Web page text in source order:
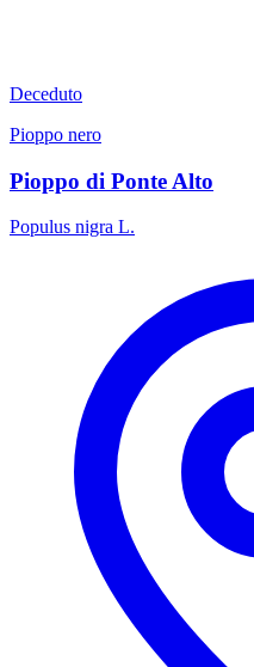
Deceduto
Pioppo nero
Pioppo di Ponte Alto
Populus nigra L.